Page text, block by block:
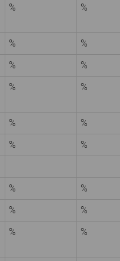
% %
%
%
%
%
% %
%
%
% %
%
%
%
%
% %